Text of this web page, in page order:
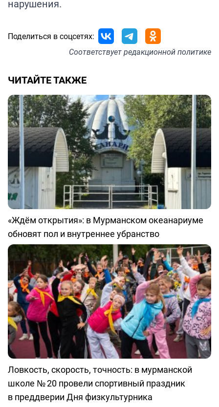
нарушения.
Поделиться в соцсетях:
Соответствуетредакционной политике
ЧИТАЙТЕ ТАКЖЕ
«Ждём открытия»: в Мурманском океанариуме
обновят пол и внутреннее убранство
Ловкость, скорость, точность: в мурманской
школе № 20 провели спортивный праздник
в преддверии Дня физкультурника